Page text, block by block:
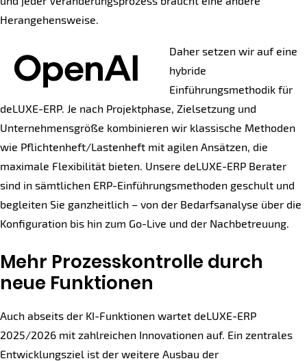
Herangehensweise.
Daher setzen wir auf eine
hybride
Einführungsmethodik für
deLUXE-ERP. Je nach Projektphase, Zielsetzung und
Unternehmensgröße kombinieren wir klassische Methoden
wie Pflichtenheft/Lastenheft mit agilen Ansätzen, die
maximale Flexibilität bieten. Unsere deLUXE-ERP Berater
sind in sämtlichen ERP-Einführungsmethoden geschult und
begleiten Sie ganzheitlich – von der Bedarfsanalyse über die
Konfiguration bis hin zum Go-Live und der Nachbetreuung.
Mehr Prozesskontrolle durch
neue Funktionen
Auch abseits der KI-Funktionen wartet deLUXE-ERP
2025/2026 mit zahlreichen Innovationen auf. Ein zentrales
Entwicklungsziel ist der weitere Ausbau der